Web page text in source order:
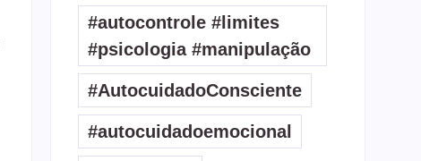
#autocontrole #limites
#psicologia #manipulação
#AutocuidadoConsciente
#autocuidadoemocional